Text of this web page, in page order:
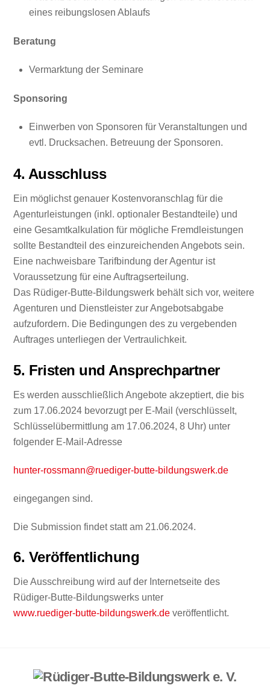
eines reibungslosen Ablaufs
Beratung
Vermarktung der Seminare
Sponsoring
Einwerben von Sponsoren für Veranstaltungen und
evtl. Drucksachen. Betreuung der Sponsoren.
4. Ausschluss
Ein möglichst genauer Kostenvoranschlag für die
Agenturleistungen (inkl. optionaler Bestandteile) und
eine Gesamtkalkulation für mögliche Fremdleistungen
sollte Bestandteil des einzureichenden Angebots sein.
Eine nachweisbare Tarifbindung der Agentur ist
Voraussetzung für eine Auftragserteilung.
Das Rüdiger-Butte-Bildungswerk behält sich vor, weitere
Agenturen und Dienstleister zur Angebotsabgabe
aufzufordern. Die Bedingungen des zu vergebenden
Auftrages unterliegen der Vertraulichkeit.
5. Fristen und Ansprechpartner
Es werden ausschließlich Angebote akzeptiert, die bis
zum 17.06.2024 bevorzugt per E-Mail (verschlüsselt,
Schlüsselübermittlung am 17.06.2024, 8 Uhr) unter
folgender E-Mail-Adresse
hunter-rossmann@ruediger-butte-bildungswerk.de
eingegangen sind.
Die Submission findet statt am 21.06.2024.
6. Veröffentlichung
Die Ausschreibung wird auf der Internetseite des
Rüdiger-Butte-Bildungswerks unter
www.ruediger-butte-bildungswerk.de veröffentlicht.